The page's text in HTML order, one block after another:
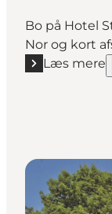
Bo på Hotel
Nor og kort
Læs mere
Læs mere